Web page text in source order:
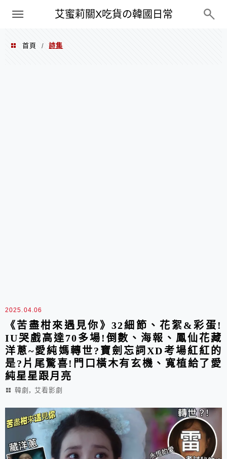
艾蜜莉關X吃貨の韓國日常
PXN
首頁 / 詩集
2025.04.06
《苦盡柑來遇見你》32細節、花絮&彩蛋!
IU哭戲高達70多場!倒數、海報、鳳仙花藏
洋蔥~愛純媽轉世?寶劍忘詞XD考場紅紅的
是?片尾驚喜!門口橫木有玄機、寬植給了愛
純星星跟月亮
韓劇 , 艾看影劇